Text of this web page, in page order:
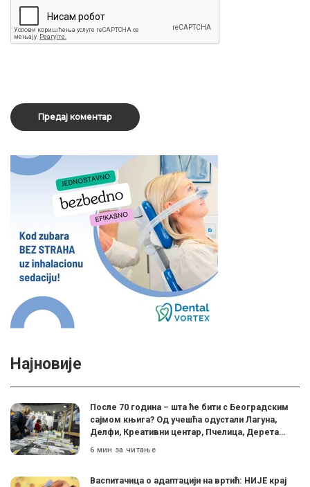
Најновије
После 70 година – шта ће бити с Београдским
сајмом књига? Од учешћа одустали Лагуна,
Делфи, Креативни центар, Пчелица, Дерета…
6 мин за читање
Васпитачица о адаптацији на вртић: НИЈЕ крај